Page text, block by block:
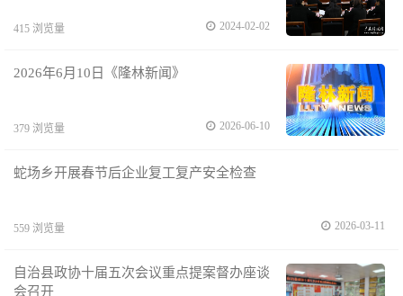
415 浏览量 2024-02-02
2026年6月10日《隆林新闻》
379 浏览量 2026-06-10
蛇场乡开展春节后企业复工复产安全检查
559 浏览量 2026-03-11
自治县政协十届五次会议重点提案督办座谈
会召开